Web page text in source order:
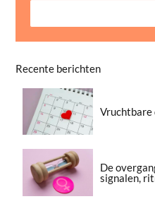
Recente berichten
Vruchtbare
De
signalen,